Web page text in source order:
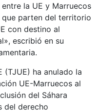
la UE y Marruecos
que parten del territorio
con destino al
escribió en su
(TJUE) ha anulado la
UE-Marruecos al
del Sáhara
del derecho